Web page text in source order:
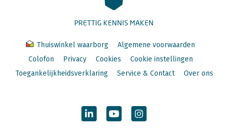
PRETTIG KENNIS MAKEN
Thuiswinkel waarborg
Algemene voorwaarden
Colofon
Privacy Cookies
Cookie instellingen
Toegankelijkheidsverklaring
Service & Contact Over ons